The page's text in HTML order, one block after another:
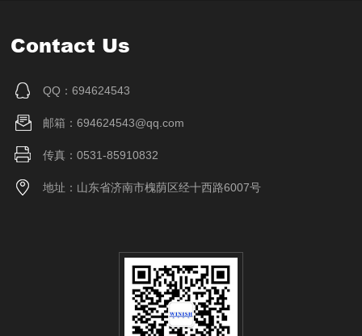
Contact Us
QQ：694624543
邮箱：694624543@qq.com
传真：0531-85910832
地址：山东省济南市槐荫区经十西路6007号